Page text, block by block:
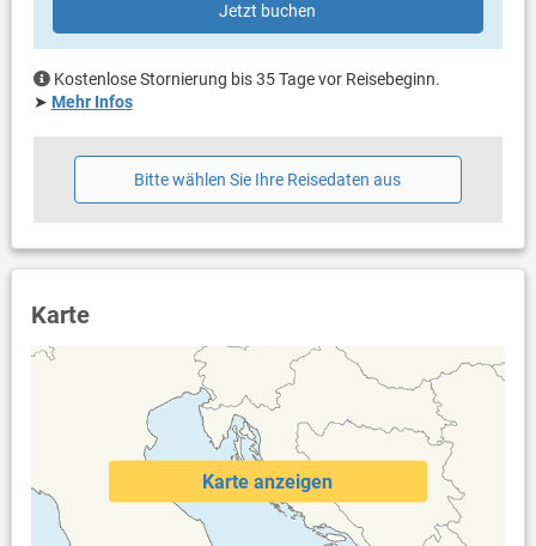
Internet per WLAN
Jetzt buchen
Kostenlose Stornierung bis 35 Tage vor Reisebeginn.
➤ Mehr Infos
Bitte wählen Sie Ihre Reisedaten aus
Karte
Karte anzeigen